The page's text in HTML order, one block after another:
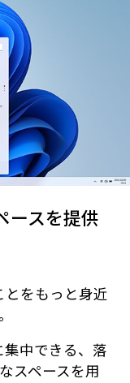
ースを提供
とをもっと身近
中できる、落
スペースを用